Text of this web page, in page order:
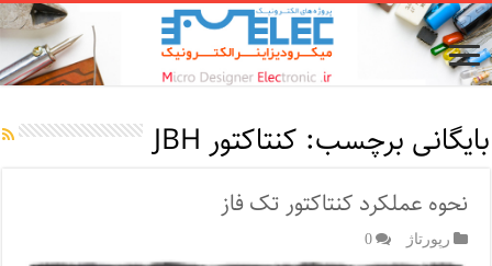
بایگانی برچسب: کنتاکتور JBH
نحوه عملکرد کنتاکتور تک فاز
رپورتاژ‌ 0